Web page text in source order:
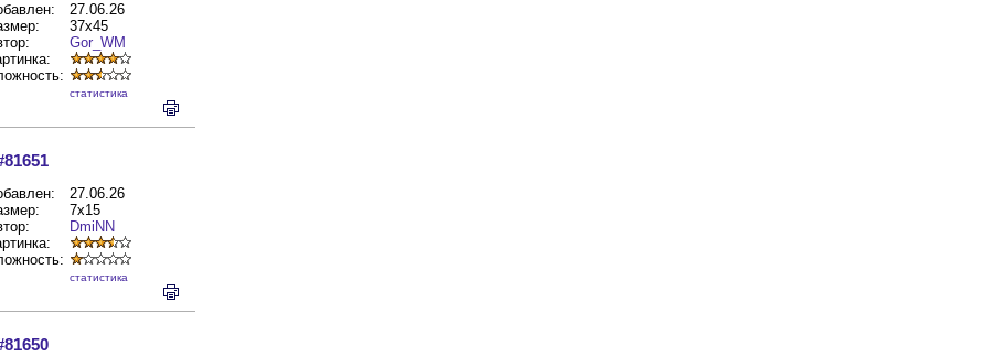
27.06.26
37x45
Gor_WM
cтатистика
27.06.26
7x15
DmiNN
cтатистика